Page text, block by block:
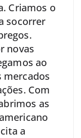
Criamos o
socorrer
novas
ao
mercados
Com
as
a